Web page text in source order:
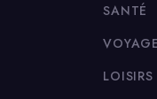
SANTÉ
LOISIRS